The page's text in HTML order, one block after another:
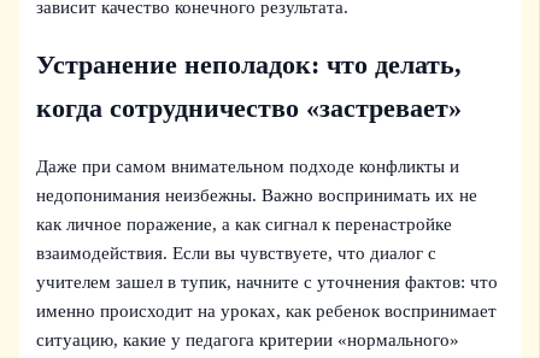
зависит качество конечного результата.
Устранение неполадок: что делать,
когда сотрудничество «застревает»
Даже при самом внимательном подходе конфликты и
недопонимания неизбежны. Важно воспринимать их не
как личное поражение, а как сигнал к перенастройке
взаимодействия. Если вы чувствуете, что диалог с
учителем зашел в тупик, начните с уточнения фактов: что
именно происходит на уроках, как ребенок воспринимает
ситуацию, какие у педагога критерии «нормального»